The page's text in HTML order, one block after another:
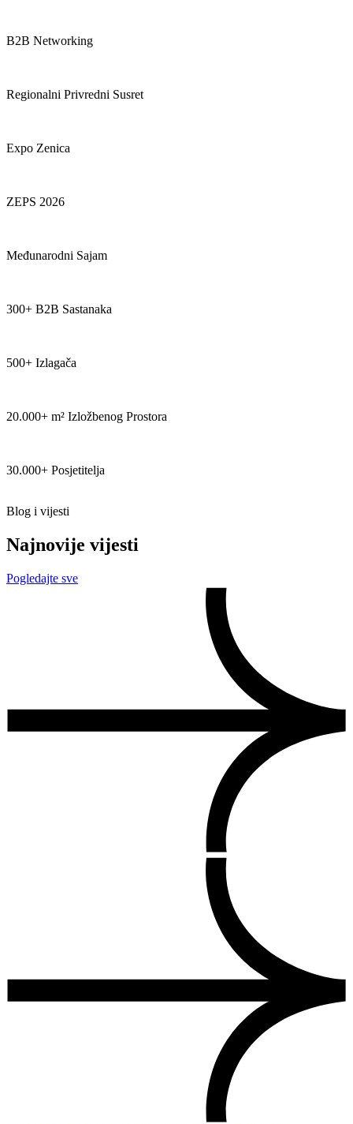
B2B Networking
Regionalni Privredni Susret
Expo Zenica
ZEPS 2026
Međunarodni Sajam
300+ B2B Sastanaka
500+ Izlagača
20.000+ m² Izložbenog Prostora
30.000+ Posjetitelja
Blog i vijesti
Najnovije vijesti
Pogledajte sve